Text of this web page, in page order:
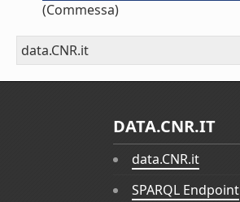
(Commessa)
data.CNR.it
DATA.CNR.IT
data.CNR.it
SPARQL Endpoint